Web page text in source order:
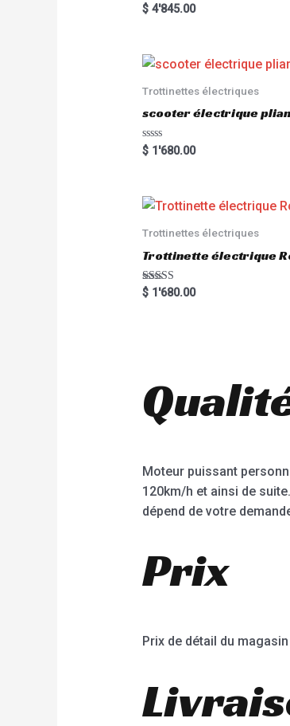
Rated
5.00
$4'845.00
Trottinettes électriques
scooter électrique
R
a
0
o
t
f
5
$1'680.00
Trottinettes électriques
Trottinette électrique
Rated
5.00
$1'680.00
Moteur puissant
120km/h et ainsi de
dépend de votre
Prix
Prix de détail du